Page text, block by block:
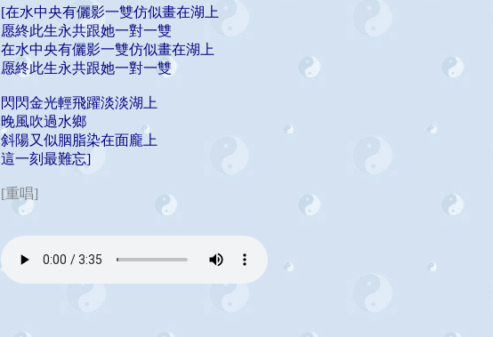
[在水中央有儷影一雙仿似畫在湖上
愿終此生永共跟她一對一雙
在水中央有儷影一雙仿似畫在湖上
愿終此生永共跟她一對一雙
閃閃金光輕飛躍淡淡湖上
晚風吹過水鄉
斜陽又似胭脂染在面龐上
這一刻最難忘]
[重唱]